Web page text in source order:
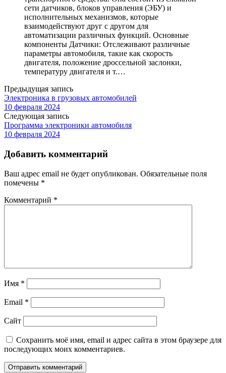
сети датчиков, блоков управления (ЭБУ) и
исполнительных механизмов, которые
взаимодействуют друг с другом для
автоматизации различных функций. Основные
компоненты Датчики: Отслеживают различные
параметры автомобиля, такие как скорость
двигателя, положение дроссельной заслонки,
температуру двигателя и т.…
Предыдущая запись
Электроника в грузовых автомобилей
10 февраля 2024
Следующая запись
Программа электроники автомобиля
10 февраля 2024
Добавить комментарий
Ваш адрес email не будет опубликован. Обязательные поля
помечены *
Комментарий *
Имя *
Email *
Сайт
Сохранить моё имя, email и адрес сайта в этом браузере для
последующих моих комментариев.